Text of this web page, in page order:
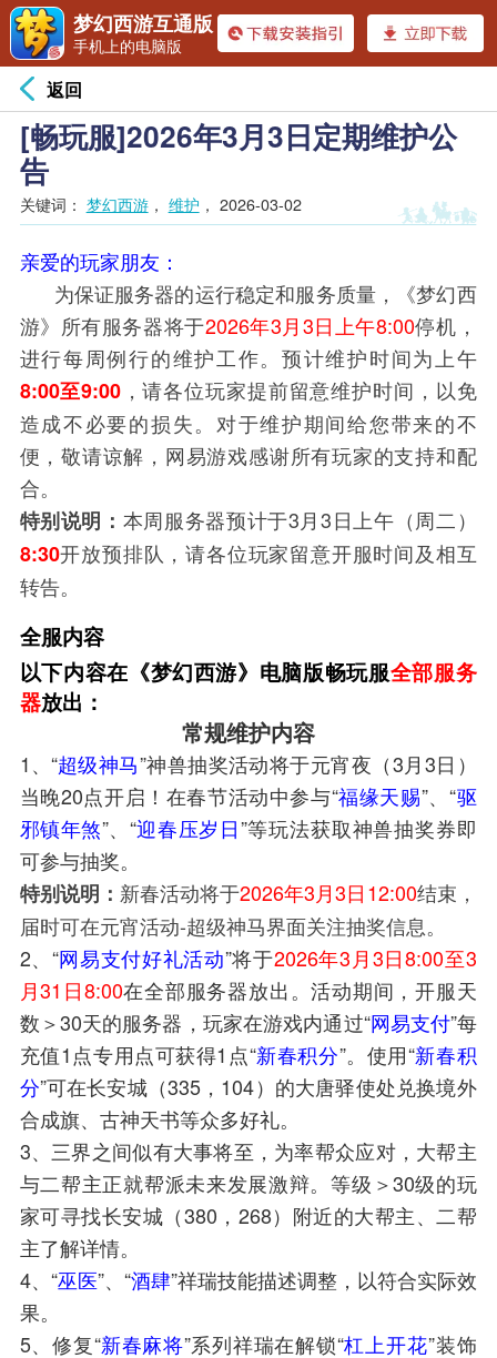
返回
[畅玩服]2026年3月3日定期维护公
告
关键词： 梦幻西游， 维护 ， 2026-03-02
亲爱的玩家朋友：
为保证服务器的运行稳定和服务质量，《梦幻西
游》所有服务器将于2026年3月3日上午8:00停机，
进行每周例行的维护工作。预计维护时间为上午
8:00至9:00，请各位玩家提前留意维护时间，以免
造成不必要的损失。对于维护期间给您带来的不
便，敬请谅解，网易游戏感谢所有玩家的支持和配
合。
特别说明： 本周服务器预计于3月3日上午（周二）
8:30开放预排队，请各位玩家留意开服时间及相互
转告。
全服内容
以下内容在《梦幻西游》电脑版畅玩服全部服务
器放出：
常规维护内容
1、“超级神马”神兽抽奖活动将于元宵夜（3月3日）
当晚20点开启！在春节活动中参与“福缘天赐”、“驱
邪镇年煞”、“迎春压岁日”等玩法获取神兽抽奖券即
可参与抽奖。
特别说明： 新春活动将于2026年3月3日12:00结束，
届时可在元宵活动-超级神马界面关注抽奖信息。
2、“网易支付好礼活动”将于2026年3月3日8:00至3
月31日8:00在全部服务器放出。活动期间，开服天
数＞30天的服务器，玩家在游戏内通过“网易支付”每
充值1点专用点可获得1点“新春积分”。使用“新春积
分”可在长安城（335，104）的大唐驿使处兑换境外
合成旗、古神天书等众多好礼。
3、三界之间似有大事将至，为率帮众应对，大帮主
与二帮主正就帮派未来发展激辩。等级＞30级的玩
家可寻找长安城（380，268）附近的大帮主、二帮
主了解详情。
4、“巫医”、“酒肆”祥瑞技能描述调整，以符合实际效
果。
5、修复“新春麻将”系列祥瑞在解锁“杠上开花”装饰
梦幻西游互通版
手机上的电脑版